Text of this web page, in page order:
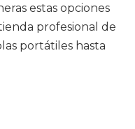
estas opciones
profesional de
portátiles hasta